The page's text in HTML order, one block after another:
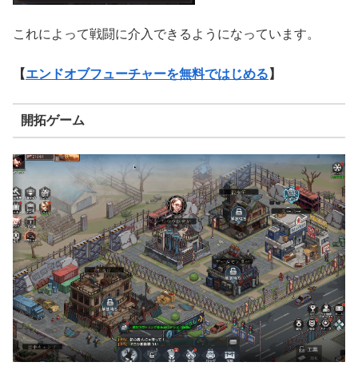
これによって戦闘に介入できるようになっています。
【エンドオブフューチャーを無料ではじめる 】
開拓ゲーム